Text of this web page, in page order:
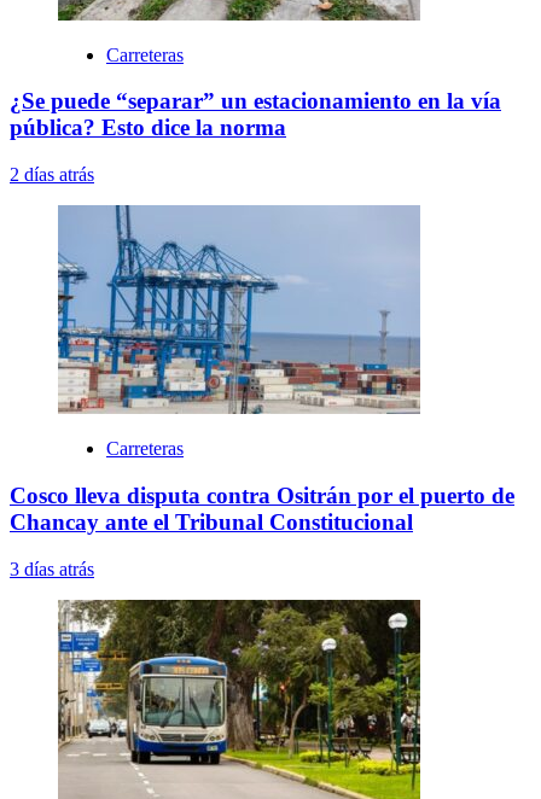
Carreteras
¿Se puede “separar” un estacionamiento en la vía
pública? Esto dice la norma
2 días atrás
Carreteras
Cosco lleva disputa contra Ositrán por el puerto de
Chancay ante el Tribunal Constitucional
3 días atrás